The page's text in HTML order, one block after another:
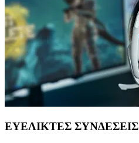
ΕΥΕΛΙΚΤΕΣ ΣΥΝΔΕΣΕΙΣ